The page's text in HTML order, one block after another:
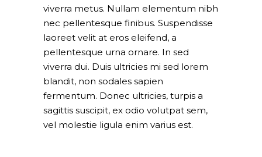
viverra metus. Nullam elementum nibh
nec pellentesque finibus. Suspendisse
laoreet velit at eros eleifend, a
pellentesque urna ornare. In sed
viverra dui. Duis ultricies mi sed lorem
blandit, non sodales sapien
fermentum. Donec ultricies, turpis a
sagittis suscipit, ex odio volutpat sem,
vel molestie ligula enim varius est.